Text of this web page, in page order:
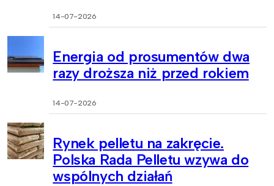
14-07-2026
Energia od prosumentów dwa
razy droższa niż przed rokiem
14-07-2026
Rynek pelletu na zakręcie.
Polska Rada Pelletu wzywa do
wspólnych działań